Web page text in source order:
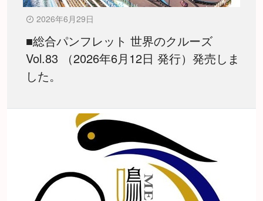
2026年6月29日
■総合パンフレット 世界のクルーズ
Vol.83 （2026年6月12日 発行）発売しま
した。